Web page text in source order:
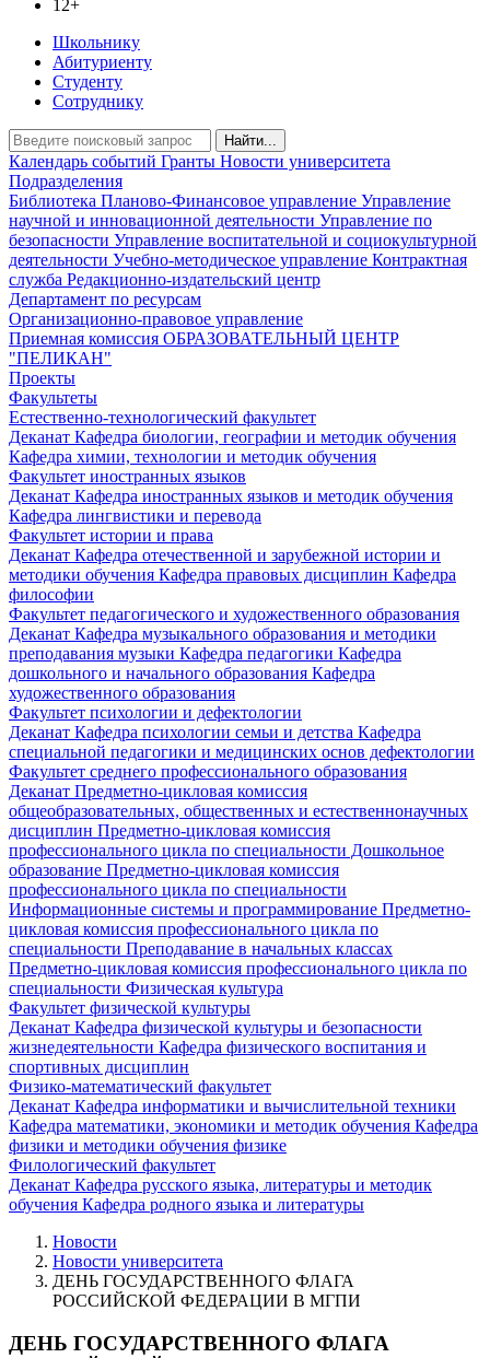
12+
Школьнику
Абитуриенту
Студенту
Сотруднику
Найти...
Календарь событий Гранты Новости университета
Подразделения
Библиотека Планово-Финансовое управление Управление
научной и инновационной деятельности Управление по
безопасности Управление воспитательной и социокультурной
деятельности Учебно-методическое управление Контрактная
служба Редакционно-издательский центр
Департамент по ресурсам
Организационно-правовое управление
Приемная комиссия ОБРАЗОВАТЕЛЬНЫЙ ЦЕНТР
"ПЕЛИКАН"
Проекты
Факультеты
Естественно-технологический факультет
Деканат Кафедра биологии, географии и методик обучения
Кафедра химии, технологии и методик обучения
Факультет иностранных языков
Деканат Кафедра иностранных языков и методик обучения
Кафедра лингвистики и перевода
Факультет истории и права
Деканат Кафедра отечественной и зарубежной истории и
методики обучения Кафедра правовых дисциплин Кафедра
философии
Факультет педагогического и художественного образования
Деканат Кафедра музыкального образования и методики
преподавания музыки Кафедра педагогики Кафедра
дошкольного и начального образования Кафедра
художественного образования
Факультет психологии и дефектологии
Деканат Кафедра психологии семьи и детства Кафедра
специальной педагогики и медицинских основ дефектологии
Факультет среднего профессионального образования
Деканат Предметно-цикловая комиссия
общеобразовательных, общественных и естественнонаучных
дисциплин Предметно-цикловая комиссия
профессионального цикла по специальности Дошкольное
образование Предметно-цикловая комиссия
профессионального цикла по специальности
Информационные системы и программирование Предметно-
цикловая комиссия профессионального цикла по
специальности Преподавание в начальных классах
Предметно-цикловая комиссия профессионального цикла по
специальности Физическая культура
Факультет физической культуры
Деканат Кафедра физической культуры и безопасности
жизнедеятельности Кафедра физического воспитания и
спортивных дисциплин
Физико-математический факультет
Деканат Кафедра информатики и вычислительной техники
Кафедра математики, экономики и методик обучения Кафедра
физики и методики обучения физике
Филологический факультет
Деканат Кафедра русского языка, литературы и методик
обучения Кафедра родного языка и литературы
Новости
Новости университета
ДЕНЬ ГОСУДАРСТВЕННОГО ФЛАГА
РОССИЙСКОЙ ФЕДЕРАЦИИ В МГПИ
ДЕНЬ ГОСУДАРСТВЕННОГО ФЛАГА